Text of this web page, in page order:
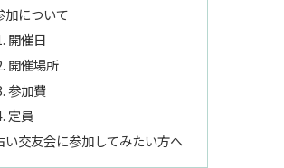
加について
開催日
開催場所
参加費
定員
い交友会に参加してみたい方へ